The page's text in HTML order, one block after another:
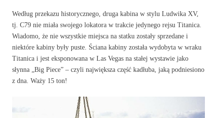
Według przekazu historycznego, druga kabina w stylu Ludwika XV,
tj. C79 nie miała swojego lokatora w trakcie jedynego rejsu Titanica.
Wiadomo, że nie wszystkie miejsca na statku zostały sprzedane i
niektóre kabiny były puste. Ściana kabiny została wydobyta w wraku
Titanica i jest eksponowana w Las Vegas na stałej wystawie jako
słynna „Big Piece” – czyli największa część kadłuba, jaką podniesiono
z dna. Waży 15 ton!